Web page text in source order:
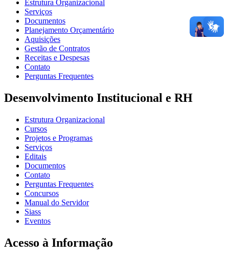
Estrutura Organizacional
Serviços
Documentos
Planejamento Orçamentário
Aquisições
Gestão de Contratos
Receitas e Despesas
Contato
Perguntas Frequentes
Desenvolvimento Institucional e RH
Estrutura Organizacional
Cursos
Projetos e Programas
Serviços
Editais
Documentos
Contato
Perguntas Frequentes
Concursos
Manual do Servidor
Siass
Eventos
Acesso à Informação